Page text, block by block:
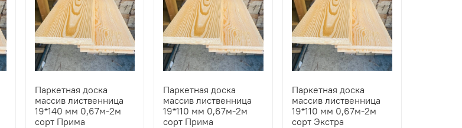
Паркетная доска
массив лиственница
19*140 мм 0,67м-2м
сорт Прима
Паркетная доска
массив лиственница
19*110 мм 0,67м-2м
сорт Прима
Паркетная доска
массив лиственница
19*110 мм 0,67м-2м
сорт Экстра